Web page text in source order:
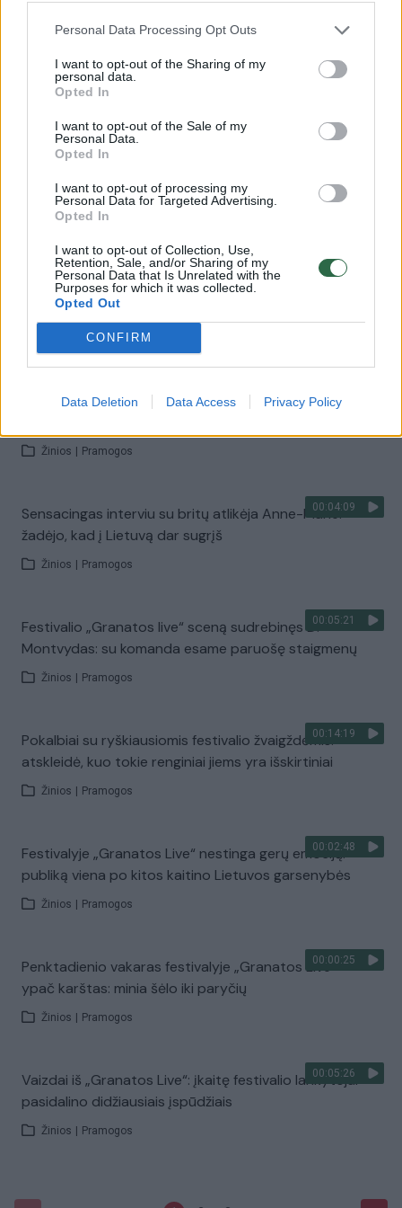
Personal Data Processing Opt Outs
I want to opt-out of the Sharing of my
personal data.
Opted In
I want to opt-out of the Sale of my
Personal Data.
Opted In
I want to opt-out of processing my
Personal Data for Targeted Advertising.
Opted In
I want to opt-out of Collection, Use,
Retention, Sale, and/or Sharing of my
Personal Data that Is Unrelated with the
Purposes for which it was collected.
Opted Out
CONFIRM
Data Deletion Data Access Privacy Policy
Vykstant į festivalį verta būti pasiruošus viskam:
dalyviai atsakė, be kokių daiktų iš namų nekeltų kojos
pamatykite jų pasirodymus
Žinios | Pramogos
00:05:11
Festivalio dalyviai apie užklupusią liūtį: nuotaikos tai
nesugadino, turime jėgų švęsti iki ryto
Pramogos
Įkaitusios „Granatos Live“ scenos lietus neatvėsino:
Žinios | Pramogos
00:04:09
Sensacingas interviu su britų atlikėja Anne-Marie:
žadėjo, kad į Lietuvą dar sugrįš
Žinios | Pramogos
00:05:21
Festivalio „Granatos live“ sceną sudrebinęs D.
Montvydas: su komanda esame paruošę staigmenų
Žinios | Pramogos
00:14:19
Pokalbiai su ryškiausiomis festivalio žvaigždėmis:
atskleidė, kuo tokie renginiai jiems yra išskirtiniai
Žinios | Pramogos
00:02:48
Festivalyje „Granatos Live“ nestinga gerų emocijų:
publiką viena po kitos kaitino Lietuvos garsenybės
Žinios | Pramogos
00:00:25
Penktadienio vakaras festivalyje „Granatos Live“ –
ypač karštas: minia šėlo iki paryčių
Žinios | Pramogos
00:05:26
Vaizdai iš „Granatos Live“: įkaitę festivalio lankytojai
pasidalino didžiausiais įspūdžiais
Žinios | Pramogos